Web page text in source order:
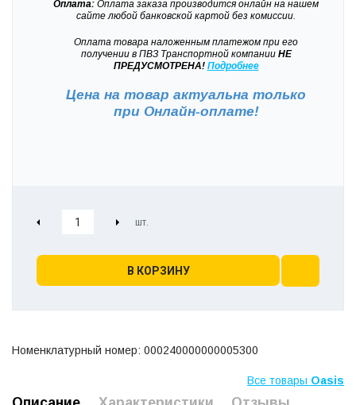
Оплата: Оплата заказа производится онлайн на нашем
сайте любой банковской картой без комиссии.
Оплата товара наложенным платежом при его
получении в ПВЗ Транспортной компанииНЕ
ПРЕДУСМОТРЕНА! Подробнее
Цена на товар актуальна только
при Онлайн-оплате!
В КОРЗИНУ
Номенклатурный номер: 000240000000005300
Все товары Oasis